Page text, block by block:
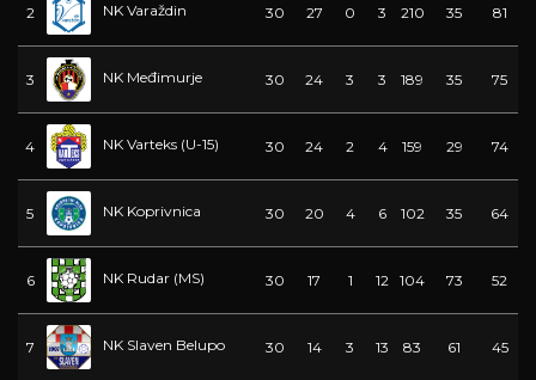
2 NK Varaždin 30 27 0 3 210 35 81
3 NK Međimurje 30 24 3 3 189 35 75
4 NK Varteks (U-15) 30 24 2 4 159 29 74
5 NK Koprivnica 30 20 4 6 102 35 64
6 NK Rudar (MS) 30 17 1 12 104 73 52
7 NK Slaven Belupo 30 14 3 13 83 61 45